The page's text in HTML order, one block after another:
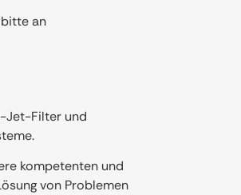
an
Jet-Filter und
kompetenten und
von Problemen